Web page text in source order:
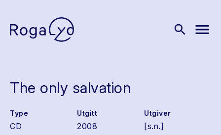
search menu
The only salvation
Type
CD
Utgitt
2008
Utgiver
[s.n.]